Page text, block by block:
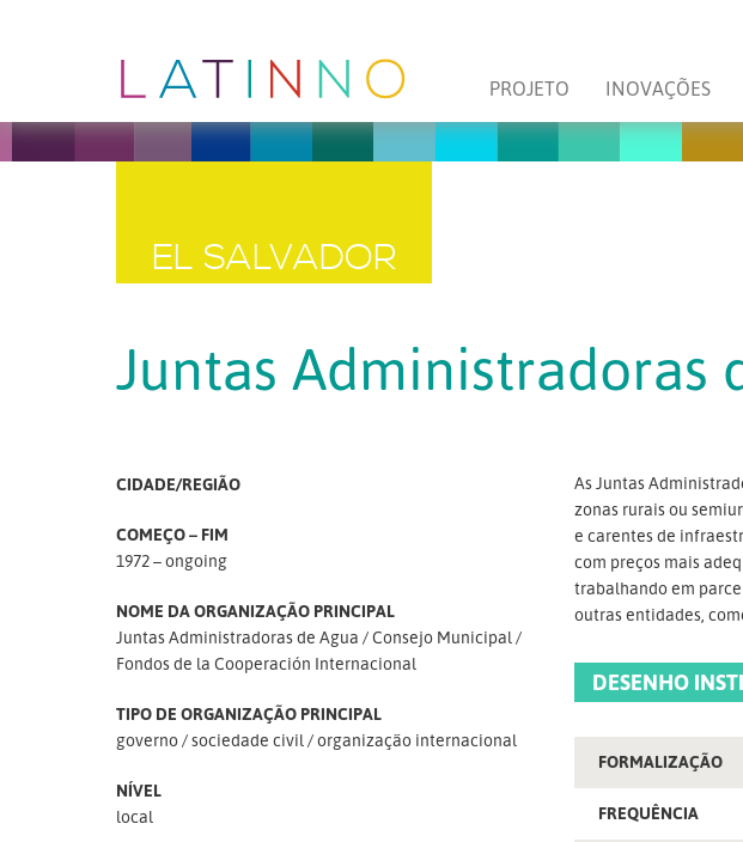
PROJETO INOVAÇÕES
EL SALVADOR
Juntas Administradoras
CIDADE/REGIÃO
COMEÇO – FIM
1972 – ongoing
NOME DA ORGANIZAÇÃO PRINCIPAL
Juntas Administradoras de Agua / Consejo Municipal /
Fondos de la Cooperación Internacional
TIPO DE ORGANIZAÇÃO PRINCIPAL
governo
sociedade civil organização internacional
NÍVEL
local
As Juntas
zonas rurais ou
e carentes de
com preços mais
trabalhando em
outras entidades,
DESENHO
FORMALIZAÇÃO
FREQUÊNCIA